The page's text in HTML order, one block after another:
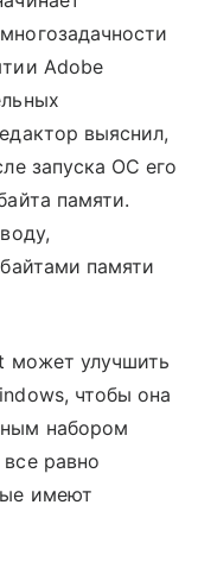
Adobe
выяснил,
запуска ОС его
памяти.
памяти
может улучшить
чтобы она
набором
равно
имеют